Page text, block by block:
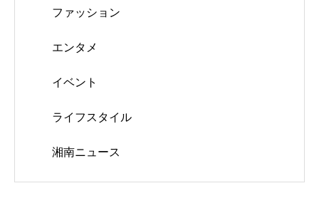
ファッション
エンタメ
イベント
ライフスタイル
湘南ニュース